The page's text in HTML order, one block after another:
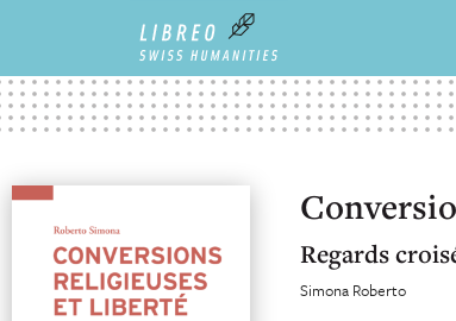
Regards
Simona Roberto